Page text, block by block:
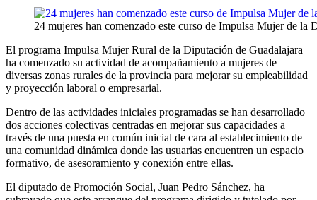
24 mujeres han comenzado este curso de Impulsa Mujer de la
El programa Impulsa Mujer Rural de la Diputación de Guadalajara
ha comenzado su actividad de acompañamiento a mujeres de
diversas zonas rurales de la provincia para mejorar su empleabilidad
y proyección laboral o empresarial.
Dentro de las actividades iniciales programadas se han desarrollado
dos acciones colectivas centradas en mejorar sus capacidades a
través de una puesta en común inicial de cara al establecimiento de
una comunidad dinámica donde las usuarias encuentren un espacio
formativo, de asesoramiento y conexión entre ellas.
El diputado de Promoción Social, Juan Pedro Sánchez, ha